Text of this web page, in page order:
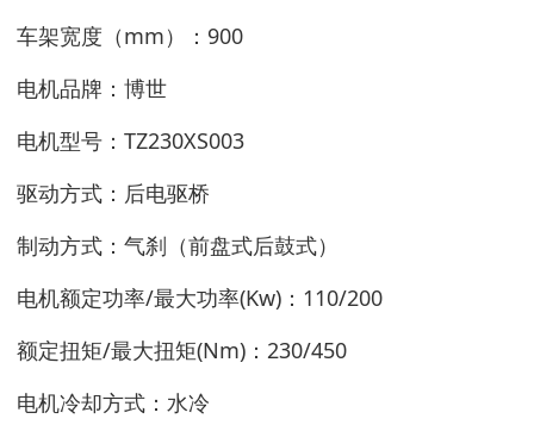
车架宽度（mm）：900
电机品牌：博世
电机型号：TZ230XS003
驱动方式：后电驱桥
制动方式：气刹（前盘式后鼓式）
电机额定功率/最大功率(Kw)：110/200
额定扭矩/最大扭矩(Nm)：230/450
电机冷却方式：水冷